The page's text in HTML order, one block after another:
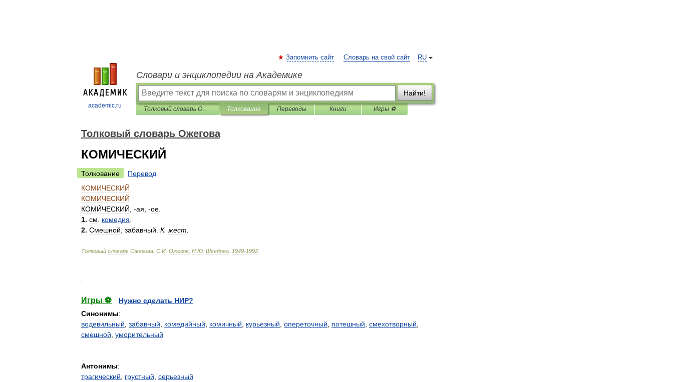
academic.ru
RU
Запомнить сайт Словарь на свой сайт
Словари и энциклопедии на Академике
Найти!
Толковый словарь Ожегова Толкования Переводы Книги Игры ⚽
Толковый словарь Ожегова
КОМИЧЕСКИЙ
Толкование
Перевод
КОМИЧЕСКИЙ
КОМИЧЕСКИЙ
КОМИ́ЧЕСКИЙ , -ая , -ое
1. см комедия
2. Смешной забавный К. жест
Толковый словарь Ожегова С И Ожегов Н Ю Шведова 1949-1992
Игры ⚽
Нужно сделать НИР?
Синонимы:
водевильный забавный комедийный комичный курьезный опереточный потешный смехотворный
смешной уморительный
Антонимы:
трагический
грустный серьезный